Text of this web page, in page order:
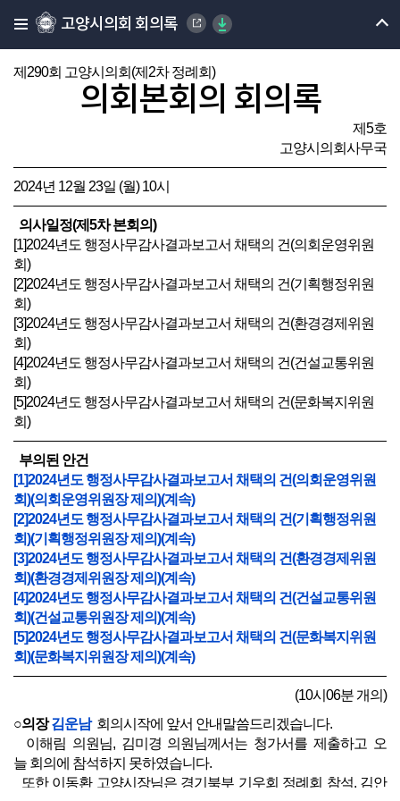
고양시의회 회의록
제290회 고양시의회(제2차 정례회)
의회본회의 회의록
제5호
고양시의회사무국
2024년 12월 23일 (월) 10시
의사일정(제5차 본회의)
[1]2024년도 행정사무감사결과보고서 채택의 건(의회운영위원
회)
[2]2024년도 행정사무감사결과보고서 채택의 건(기획행정위원
회)
[3]2024년도 행정사무감사결과보고서 채택의 건(환경경제위원
회)
[4]2024년도 행정사무감사결과보고서 채택의 건(건설교통위원
회)
[5]2024년도 행정사무감사결과보고서 채택의 건(문화복지위원
회)
부의된 안건
[1]2024년도 행정사무감사결과보고서 채택의 건(의회운영위원
회)(의회운영위원장 제의)(계속)
[2]2024년도 행정사무감사결과보고서 채택의 건(기획행정위원
회)(기획행정위원장 제의)(계속)
[3]2024년도 행정사무감사결과보고서 채택의 건(환경경제위원
회)(환경경제위원장 제의)(계속)
[4]2024년도 행정사무감사결과보고서 채택의 건(건설교통위원
회)(건설교통위원장 제의)(계속)
[5]2024년도 행정사무감사결과보고서 채택의 건(문화복지위원
회)(문화복지위원장 제의)(계속)
(10시06분 개의)
○의장김운남회의시작에 앞서 안내말씀드리겠습니다.
이해림 의원님, 김미경 의원님께서는 청가서를 제출하고 오
늘 회의에 참석하지 못하였습니다.
또한 이동환 고양시장님은 경기북부 기우회 정례회 참석, 김안